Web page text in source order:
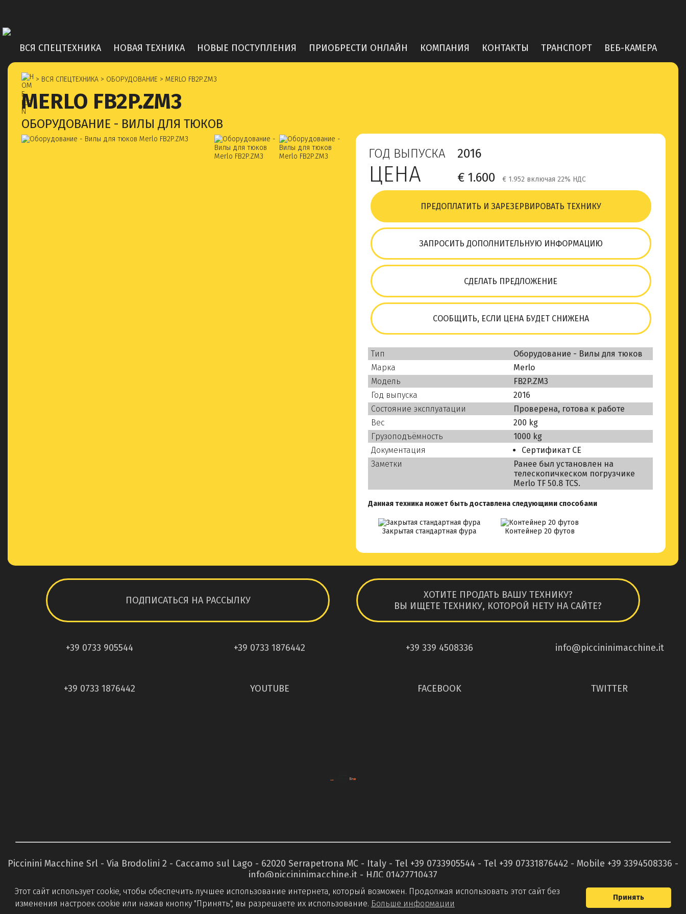
Этот сайт использует cookie, чтобы обеспечить лучшее использование интернета, который возможен. Продолжая использовать этот сайт без
изменения настроек cookie или нажав кнопку "Принять", вы разрешаете их использование. Больше информации
Принять
ВСЯ СПЕЦТЕХНИКА НОВАЯ ТЕХНИКА НОВЫЕ ПОСТУПЛЕНИЯ ПРИОБРЕСТИ ОНЛАЙН КОМПАНИЯ КОНТАКТЫ ТРАНСПОРТ ВЕБ-КАМЕРА
> ВСЯ СПЕЦТЕХНИКА > ОБОРУДОВАНИЕ > MERLO FB2P.ZM3
MERLO FB2P.ZM3
ОБОРУДОВАНИЕ - ВИЛЫ ДЛЯ ТЮКОВ
ГОД ВЫПУСКА 2016
ЦЕНА € 1.600 € 1.952 включая 22% НДС
ПРЕДОПЛАТИТЬ И ЗАРЕЗЕРВИРОВАТЬ ТЕХНИКУ
ЗАПРОСИТЬ ДОПОЛНИТЕЛЬНУЮ ИНФОРМАЦИЮ
СДЕЛАТЬ ПРЕДЛОЖЕНИЕ
СООБЩИТЬ, ЕСЛИ ЦЕНА БУДЕТ СНИЖЕНА
Тип
Оборудование - Вилы для тюков
Марка
Merlo
Модель
FB2P.ZM3
Год выпуска
2016
Состояние эксплуатации
Проверена, готова к работе
Вес
200 kg
Грузоподъёмность
1000 kg
Документация
Сертификат СЕ
Заметки
Ранее был установлен на
телескопичкеском погрузчике
Merlo TF 50.8 TCS.
Данная техника может быть доставлена следующими способами
Закрытая стандартная фура Контейнер 20 футов
ПОДПИСАТЬСЯ НА РАССЫЛКУ
ХОТИТЕ ПРОДАТЬ ВАШУ ТЕХНИКУ?
ВЫ ИЩЕТЕ ТЕХНИКУ, КОТОРОЙ НЕТУ НА САЙТЕ?
+39 0733 905544 +39 0733 1876442 +39 339 4508336 info@piccininimacchine.it
+39 0733 1876442 YOUTUBE FACEBOOK TWITTER
Piccinini Macchine Srl - Via Brodolini 2 - Caccamo sul Lago - 62020 Serrapetrona MC - Italy - Tel +39 0733905544 - Tel +39 07331876442 - Mobile +39 3394508336 -
info@piccininimacchine.it - НДС 01427710437
Privacy Policy Cookie Policy